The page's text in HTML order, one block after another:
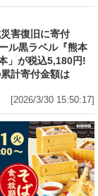
害復旧に寄付
ル黒ラベル『熊本
」が税込5,180円!
計寄付金額は
[2026/3/30 15:50:17]